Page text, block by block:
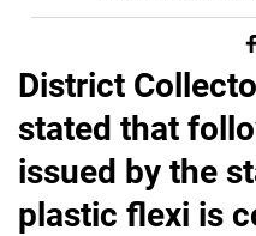
District
stated that
issued by the
plastic flexi is